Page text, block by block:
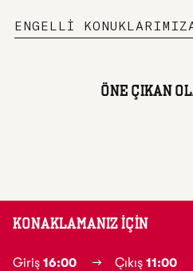
ENGELLI
ÖNE ÇIKAN
FITNESS
KONAKLAMANIZ IÇIN
Giriş 16:00 → Çıkış 11:00